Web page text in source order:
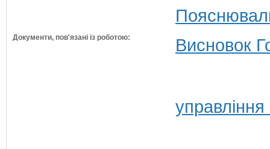
Документи, пов'язані із роботою: Висновок